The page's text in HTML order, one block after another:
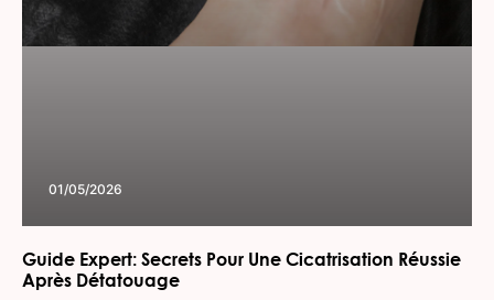
01/05/2026
Guide Expert: Secrets Pour Une Cicatrisation Réussie
Après Détatouage